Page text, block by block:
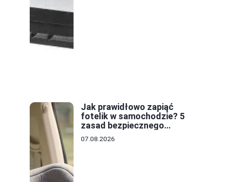
Jak prawidłowo zapiąć
fotelik w samochodzie? 5
zasad bezpiecznego
montażu
07.08.2026